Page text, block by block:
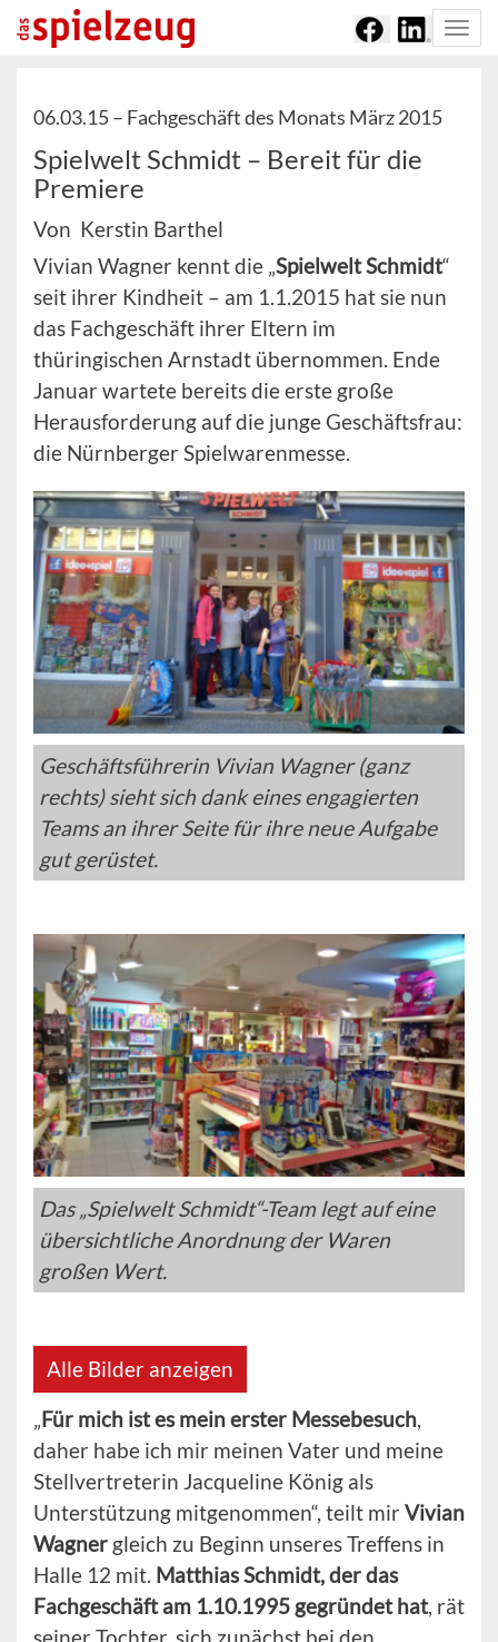
06.03.15 – Fachgeschäft des Monats März 2015
Spielwelt Schmidt – Bereit für die
Premiere
Von Kerstin Barthel
Vivian Wagner kennt die „Spielwelt Schmidt“
seit ihrer Kindheit – am 1.1.2015 hat sie nun
das Fachgeschäft ihrer Eltern im
thüringischen Arnstadt übernommen. Ende
Januar wartete bereits die erste große
Herausforderung auf die junge Geschäftsfrau:
die Nürnberger Spielwarenmesse.
Geschäftsführerin Vivian Wagner (ganz
rechts) sieht sich dank eines engagierten
Teams an ihrer Seite für ihre neue Aufgabe
gut gerüstet.
Das „Spielwelt Schmidt“-Team legt auf eine
übersichtliche Anordnung der Waren
großen Wert.
Alle Bilder anzeigen
„Für mich ist es mein erster Messebesuch,
daher habe ich mir meinen Vater und meine
Stellvertreterin Jacqueline König als
Unterstützung mitgenommen“, teilt mirVivian
Wagner gleich zu Beginn unseres Treffens in
Halle 12 mit. Matthias Schmidt, der das
Fachgeschäft am 1.10.1995 gegründet hat, rät